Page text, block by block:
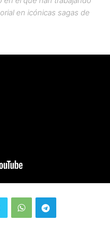
en icónicas sagas de